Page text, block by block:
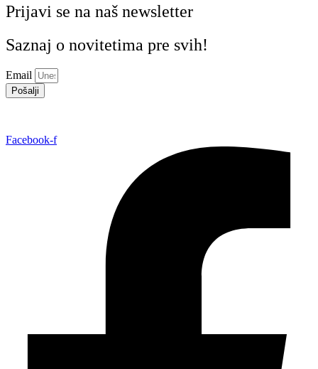
Prijavi se na naš newsletter
Saznaj o novitetima pre svih!
Email
Pošalji
Facebook-f